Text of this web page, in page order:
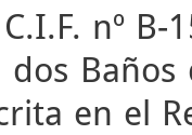
C.I.F. nº
dos
en el